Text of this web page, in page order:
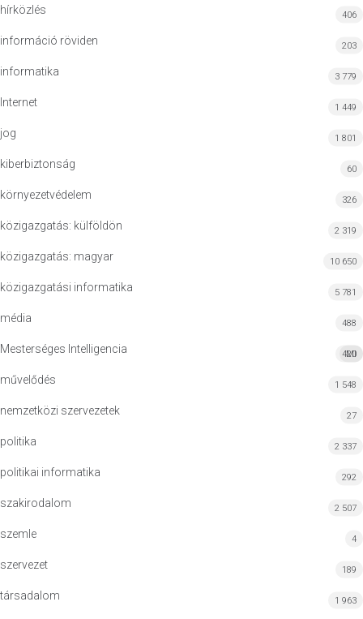
hírközlés 406
információ röviden 203
informatika 3 779
Internet 1 449
jog 1 801
kiberbiztonság 60
környezetvédelem 326
közigazgatás: külföldön 2 319
közigazgatás: magyar 10 650
közigazgatási informatika 5 781
média 488
Mesterséges Intelligencia MI
420
művelődés 1 548
nemzetközi szervezetek 27
politika 2 337
politikai informatika 292
szakirodalom 2 507
szemle 4
szervezet 189
társadalom 1 963